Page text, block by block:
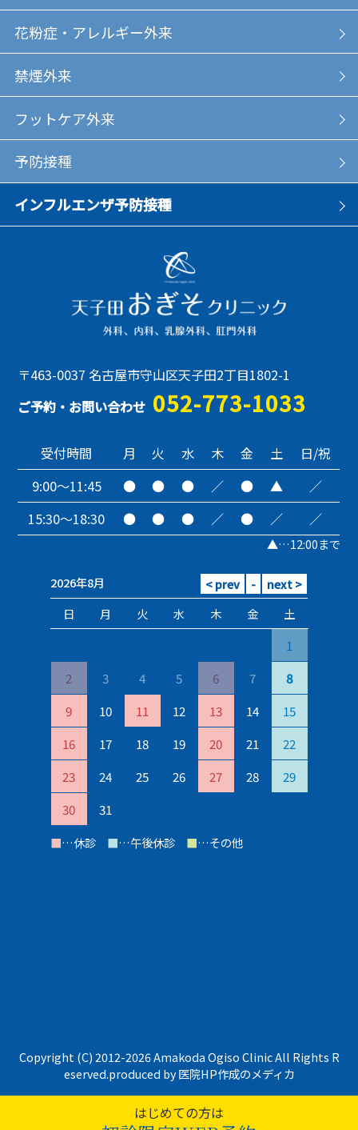
はじめての方は
花粉症・アレルギー外来
禁煙外来
フットケア外来
予防接種
インフルエンザ予防接種
〒463-0037 名古屋市守山区天子田2丁目1802-1
ご予約・お問い合わせ 052-773-1033
受付時間 月 火 水 木 金 土
日/祝
9:00～11:45
● ● ● ／ ● ▲
／
15:30～18:30
● ● ● ／ ● ／ ／
▲…12:00まで
2026年8月
日
月 火 水 木 金 土
1
2
3 4 5 6 7
8
9
10 11 12 13 14
15
16
17 18 19 20 21
22
23
24 25 26 27 28
29
30
31
■…休診 ■…午後休診 ■…その他
Copyright (C) 2012-2026 Amakoda Ogiso Clinic All Rights R
eserved.produced by医院HP作成のメディカ